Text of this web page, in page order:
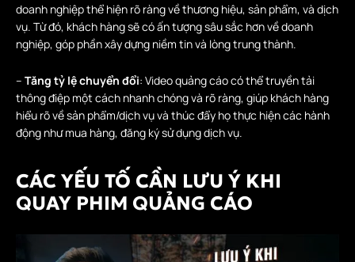
doanh nghiệp thể hiện rõ ràng về thương hiệu, sản phẩm, và dịch
vụ. Từ đó, khách hàng sẽ có ấn tượng sâu sắc hơn về doanh
nghiệp, góp phần xây dựng niềm tin và lòng trung thành.
– Tăng tỷ lệ chuyển đổi: Video quảng cáo có thể truyền tải
thông điệp một cách nhanh chóng và rõ ràng, giúp khách hàng
hiểu rõ về sản phẩm/dịch vụ và thúc đẩy họ thực hiện các hành
động như mua hàng, đăng ký sử dụng dịch vụ.
CÁC YẾU TỐ CẦN LƯU Ý KHI
QUAY PHIM QUẢNG CÁO